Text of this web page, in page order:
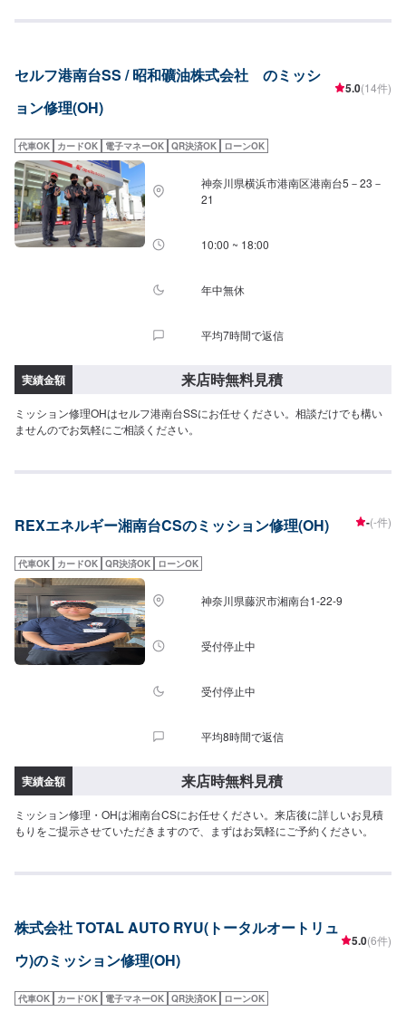
セルフ港南台SS / 昭和礦油株式会社 のミッシ
ョン修理(OH)
5.0(14件)
代車OK カードOK 電子マネーOK QR決済OK ローンOK
神奈川県横浜市港南区港南台5－23－
21
10:00 ~ 18:00
年中無休
平均7時間で返信
実績金額 来店時無料見積
ミッション修理OHはセルフ港南台SSにお任せください。相談だけでも構い
ませんのでお気軽にご相談ください。
REXエネルギー湘南台CSのミッション修理(OH) -(-件)
代車OK カードOK QR決済OK ローンOK
神奈川県藤沢市湘南台1-22-9
受付停止中
受付停止中
平均8時間で返信
実績金額 来店時無料見積
ミッション修理・OHは湘南台CSにお任せください。来店後に詳しいお見積
もりをご提示させていただきますので、まずはお気軽にご予約ください。
株式会社 TOTAL AUTO RYU(トータルオートリュ
ウ)のミッション修理(OH)
5.0(6件)
代車OK カードOK 電子マネーOK QR決済OK ローンOK